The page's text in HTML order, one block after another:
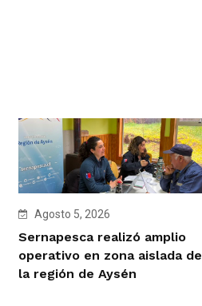
Agosto 5, 2026
Sernapesca realizó amplio
operativo en zona aislada de
la región de Aysén